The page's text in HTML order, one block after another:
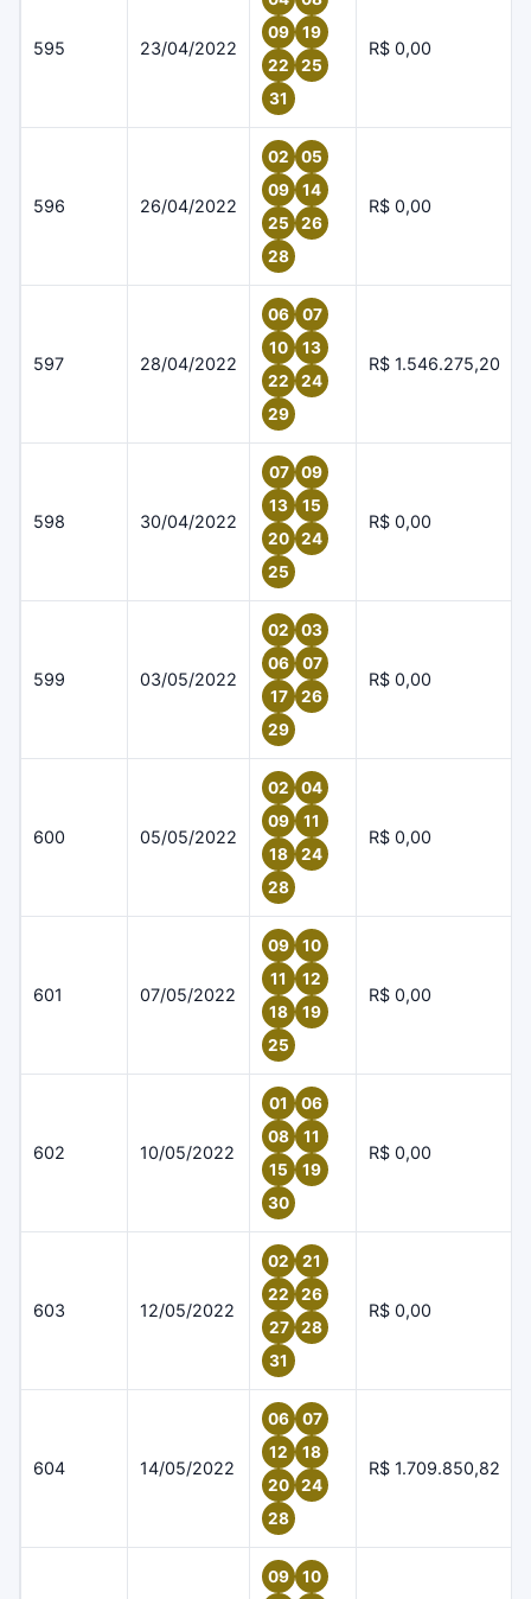
595 23/04/2022
09
19
22
25
31
R$ 0,00
596 26/04/2022
02
05
09
14
25
26
28
R$ 0,00
597 28/04/2022
06
07
10
13
22
24
29
R$ 1.546.275,20
598 30/04/2022
07
09
13
15
20
24
25
R$ 0,00
599 03/05/2022
02
03
06
07
17
26
29
R$ 0,00
600 05/05/2022
02
04
09
11
18
24
28
R$ 0,00
601 07/05/2022
09
10
11
12
18
19
25
R$ 0,00
602 10/05/2022
01
06
08
11
15
19
30
R$ 0,00
603 12/05/2022
02
21
22
26
27
28
31
R$ 0,00
604 14/05/2022
06
07
12
18
20
24
28
R$ 1.709.850,82
09
10